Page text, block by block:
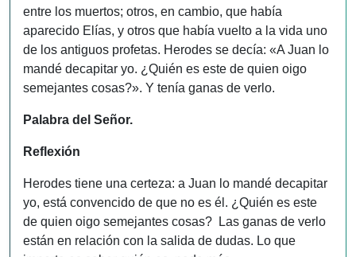
entre los muertos; otros, en cambio, que había
aparecido Elías, y otros que había vuelto a la vida uno
de los antiguos profetas. Herodes se decía: «A Juan lo
mandé decapitar yo. ¿Quién es este de quien oigo
semejantes cosas?». Y tenía ganas de verlo.
Palabra del Señor.
Reflexión
Herodes tiene una certeza: a Juan lo mandé decapitar
yo, está convencido de que no es él. ¿Quién es este
de quien oigo semejantes cosas? Las ganas de verlo
están en relación con la salida de dudas. Lo que